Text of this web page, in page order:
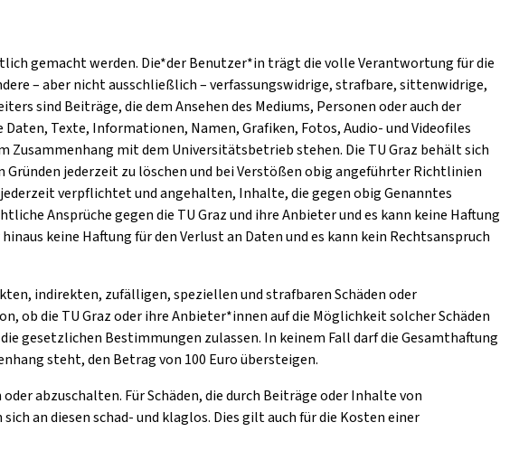
gemacht werden. Die*der Benutzer*in trägt die volle Verantwortung für die
– aber nicht ausschließlich – verfassungswidrige, strafbare, sittenwidrige,
sind Beiträge, die dem Ansehen des Mediums, Personen oder auch der
Texte, Informationen, Namen, Grafiken, Fotos, Audio- und Videofiles
mit dem Universitätsbetrieb stehen. Die TU Graz behält sich
jederzeit zu löschen und bei Verstößen obig angeführter Richtlinien
verpflichtet und angehalten, Inhalte, die gegen obig Genanntes
Ansprüche gegen die TU Graz und ihre Anbieter und es kann keine Haftung
keine Haftung für den Verlust an Daten und es kann kein Rechtsanspruch
indirekten, zufälligen, speziellen und strafbaren Schäden oder
ob die TU Graz oder ihre Anbieter*innen auf die Möglichkeit solcher Schäden
gesetzlichen Bestimmungen zulassen. In keinem Fall darf die Gesamthaftung
steht, den Betrag von 100 Euro übersteigen.
abzuschalten. Für Schäden, die durch Beiträge oder Inhalte von
an diesen schad- und klaglos. Dies gilt auch für die Kosten einer